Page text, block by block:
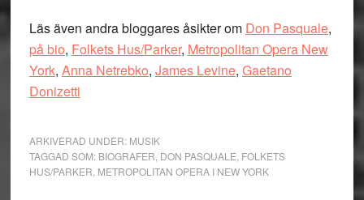
Läs även andra bloggares åsikter om Don Pasquale,
på bio, Folkets Hus/Parker, Metropolitan Opera New
York, Anna Netrebko, James Levine, Gaetano
Donizetti
ARKIVERAD UNDER: MUSIK
TAGGAD SOM: BIOGRAFER DON PASQUALE FOLKETS
HUS/PARKER METROPOLITAN OPERA I NEW YORK